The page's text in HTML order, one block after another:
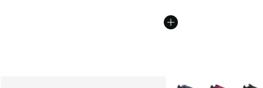
Plus de couleurs